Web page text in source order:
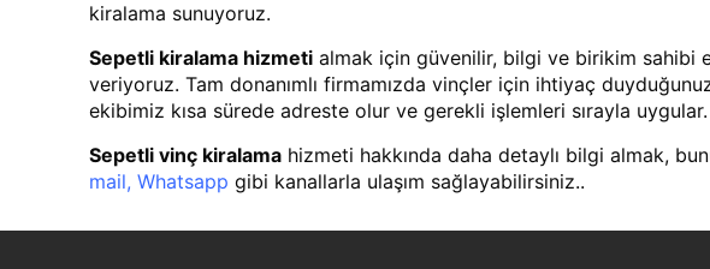
kiralama sunuyoruz.
Sepetli kiralama hizmeti almak için güvenilir, bilgi ve birikim sahibi
veriyoruz. Tam donanımlı firmamızda vinçler için ihtiyaç
ekibimiz kısa sürede adreste olur ve gerekli işlemleri sırayla
Sepetli vinç kiralama hizmeti hakkında daha detaylı bilgi almak,
mail,Whatsapp gibi kanallarla ulaşım sağlayabilirsiniz..